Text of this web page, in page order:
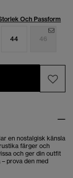
Och Passform
44 46
en nostalgisk känsla
färger och
och ger din outfit
prova den med